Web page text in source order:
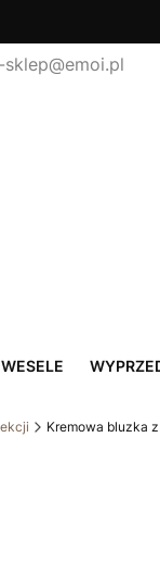
sklep@emoi.pl
WESELE
Kremowa bluzka